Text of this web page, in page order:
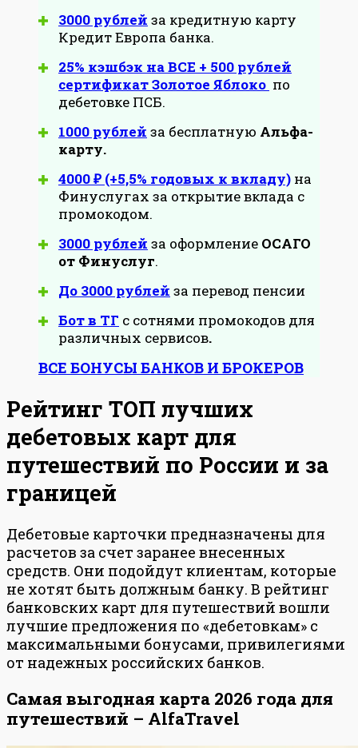
3000 рублей за кредитную карту
Кредит Европа банка.
25% кэшбэк на ВСЕ + 500 рублей
сертификат Золотое Яблоко по
дебетовке ПСБ.
1000 рублей за бесплатную Альфа-
карту.
4000 ₽ (+5,5% годовых к вкладу) на
Финуслугах за открытие вклада с
промокодом.
3000 рублей за оформление ОСАГО
от Финуслуг.
До 3000 рублей за перевод пенсии
Бот в ТГ с сотнями промокодов для
различных сервисов.
ВСЕ БОНУСЫ БАНКОВ И БРОКЕРОВ
Рейтинг ТОП лучших
дебетовых карт для
путешествий по России и за
границей
Дебетовые карточки предназначены для
расчетов за счет заранее внесенных
средств. Они подойдут клиентам, которые
не хотят быть должным банку. В рейтинг
банковских карт для путешествий вошли
лучшие предложения по «дебетовкам» с
максимальными бонусами, привилегиями
от надежных российских банков.
Самая выгодная карта 2026 года для
путешествий – AlfaTravel